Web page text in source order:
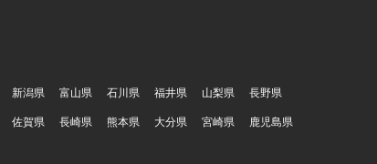
新潟県 富山県 石川県 福井県 山梨県
長野県
佐賀県 長崎県 熊本県 大分県 宮崎県 鹿児島県